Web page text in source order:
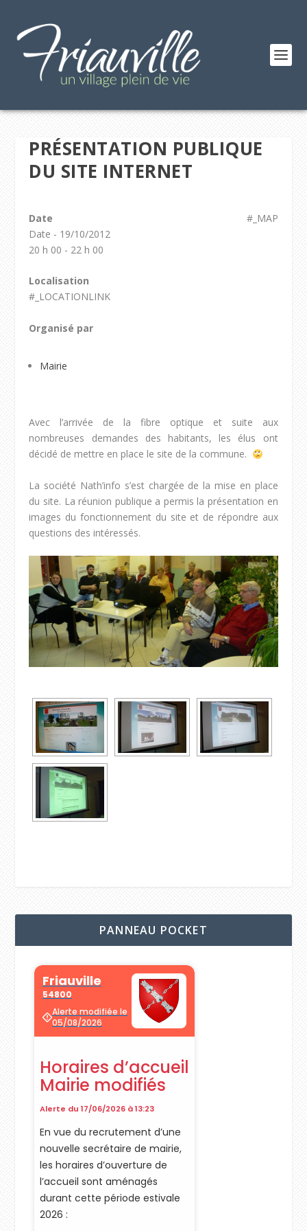
PRÉSENTATION PUBLIQUE
DU SITE INTERNET
#_MAP
Date
Date - 19/10/2012
20 h 00 - 22 h 00
Localisation
#_LOCATIONLINK
Organisé par
Mairie
Avec l’arrivée de la fibre optique et suite aux
nombreuses demandes des habitants, les élus ont
décidé de mettre en place le site de la commune.
La société Nath’info s’est chargée de la mise en place
du site. La réunion publique a permis la présentation en
images du fonctionnement du site et de répondre aux
questions des intéressés.
PANNEAU POCKET